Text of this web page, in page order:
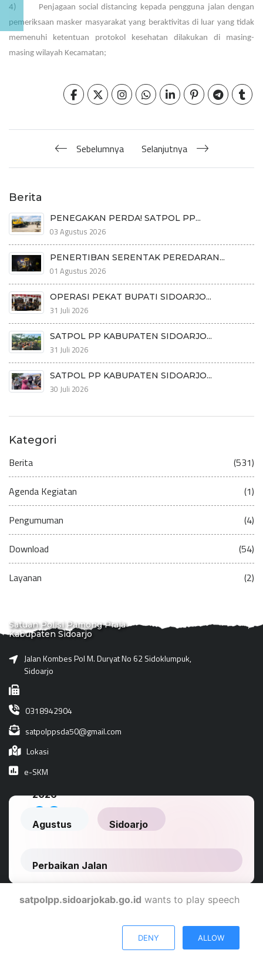
4) Penjagaan social distancing kepada pengguna jalan dengan
pemeriksaan masker masyarakat yang beraktivitas di luar yang tidak
memenuhi ketentuan protokol kesehatan dilakukan di masing-
masing wilayah Kecamatan;
Sebelumnya Selanjutnya
Berita
PENEGAKAN PERDA! SATPOL PP...
03 Agustus 2026
PENERTIBAN SERENTAK PEREDARAN...
01 Agustus 2026
OPERASI PEKAT BUPATI SIDOARJO...
31 Juli 2026
SATPOL PP KABUPATEN SIDOARJO...
31 Juli 2026
SATPOL PP KABUPATEN SIDOARJO...
30 Juli 2026
Kategori
Berita (531)
Agenda Kegiatan (1)
Pengumuman (4)
Download (54)
Layanan (2)
Satuan Polisi Pamong Praja
Kabupaten Sidoarjo
Jalan Kombes Pol M. Duryat No 62 Sidoklumpuk,
Sidoarjo
0318942904
satpolppsda50@gmail.com
Lokasi
e-SKM
Dinas Komunikasi Dan Informatika Kabupaten Sidoarjo
© 2024
satpolpp.sidoarjokab.go.id wants to play speech
DENY ALLOW